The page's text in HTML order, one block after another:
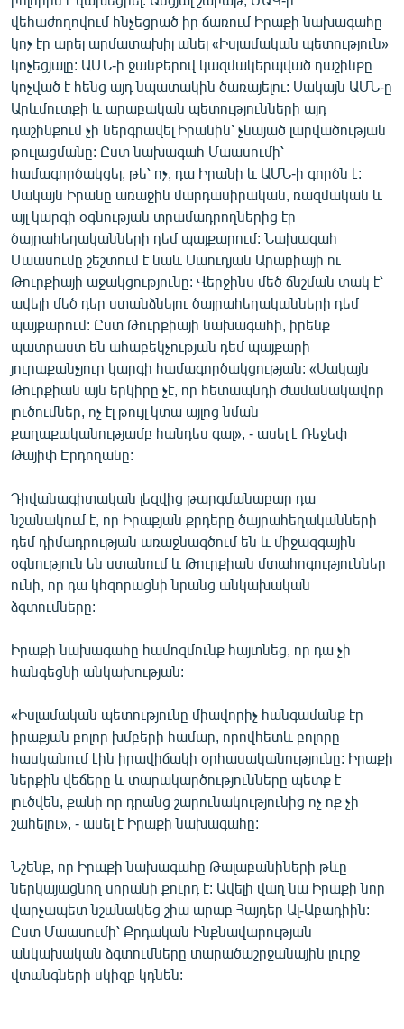
«Ազատության» բոլոր կայքերը
վեհաժողովում հնչեցրած իր ճառում Իրաքի նախագահը
կոչ էր արել արմատախիլ անել «Իսլամական պետություն»
կոչեցյալը: ԱՄՆ-ի ջանքերով կազմակերպված դաշինքը
կոչված է հենց այդ նպատակին ծառայելու: Սակայն ԱՄՆ-ը
Արևմուտքի և արաբական պետությունների այդ
դաշինքում չի ներգրավել Իրանին՝ չնայած լարվածության
թուլացմանը: Ըստ նախագահ Մաասումի՝
համագործակցել, թե՝ ոչ, դա Իրանի և ԱՄՆ-ի գործն է:
Սակայն Իրանը առաջին մարդասիրական, ռազմական և
այլ կարգի օգնության տրամադրողներից էր
ծայրահեղականների դեմ պայքարում: Նախագահ
Մաասումը շեշտում է նաև Սաուդյան Արաբիայի ու
Թուրքիայի աջակցությունը: Վերջինս մեծ ճնշման տակ է՝
ավելի մեծ դեր ստանձնելու ծայրահեղականների դեմ
պայքարում: Ըստ Թուրքիայի նախագահի, իրենք
պատրաստ են ահաբեկչության դեմ պայքարի
յուրաքանչյուր կարգի համագործակցության: «Սակայն
Թուրքիան այն երկիրը չէ, որ հետապնդի ժամանակավոր
լուծումներ, ոչ էլ թույլ կտա այլոց նման
քաղաքականությամբ հանդես գալ», - ասել է Ռեջեփ
Թայիփ Էրդողանը:
Դիվանագիտական լեզվից թարգմանաբար դա
նշանակում է, որ Իրաքյան քրդերը ծայրահեղականների
դեմ դիմադրության առաջնագծում են և միջազգային
օգնություն են ստանում և Թուրքիան մտահոգություններ
ունի, որ դա կհզորացնի նրանց անկախական
ձգտումները:
Իրաքի նախագահը համոզմունք հայտնեց, որ դա չի
հանգեցնի անկախության:
«Իսլամական պետությունը միավորիչ հանգամանք էր
իրաքյան բոլոր խմբերի համար, որովհետև բոլորը
հասկանում էին իրավիճակի օրհասականությունը: Իրաքի
ներքին վեճերը և տարակարծությունները պետք է
լուծվեն, քանի որ դրանց շարունակությունից ոչ ոք չի
շահելու», - ասել է Իրաքի նախագահը:
Նշենք, որ Իրաքի նախագահը Թալաբանիների թևը
ներկայացնող սորանի քուրդ է: Ավելի վաղ նա Իրաքի նոր
վարչապետ նշանակեց շիա արաբ Հայդեր Ալ-Աբադիին:
Ըստ Մաասումի՝ Քրդական Ինքնավարության
անկախական ձգտումները տարածաշրջանային լուրջ
վտանգների սկիզբ կդնեն: